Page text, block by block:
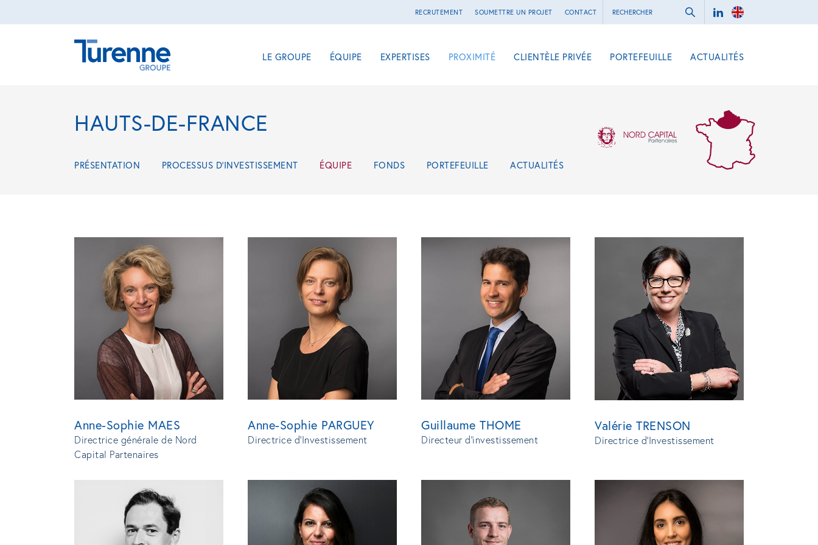
RECRUTEMENT SOUMETTRE UN PROJET CONTACT
LE GROUPE ÉQUIPE EXPERTISES PROXIMITÉ CLIENTÈLE PRIVÉE PORTEFEUILLE ACTUALITÉS
HAUTS-DE-FRANCE
PRÉSENTATION PROCESSUS D'INVESTISSEMENT ÉQUIPE FONDS PORTEFEUILLE ACTUALITÉS
Anne-Sophie MAES
Directrice générale de Nord
Capital Partenaires
Anne-Sophie PARGUEY
Directrice d’Investissement
Guillaume THOME
Directeur d'investissement
Valérie TRENSON
Directrice d'Investissement